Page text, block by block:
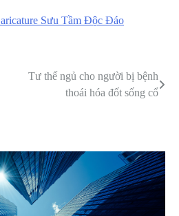
Sưu Tầm Độc Đáo
Tư thế ngủ cho người bị bệnh
thoái hóa đốt sống cổ